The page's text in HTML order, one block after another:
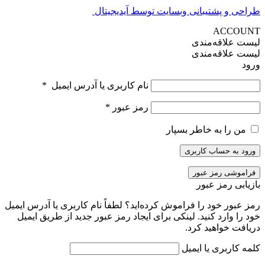
و پشتیبانی وبسایت توسط آیدیجیتال
علاقه‌مندی
علاقه‌مندی
نام کاربری یا آدرس ایمیل*
رمز عبور*
من را به خاطر بسپار
ورود به حساب کاربری
فراموشی رمز عبور
رمز عبور
عبور خود را فراموش کرده‌اید؟ لطفاً نام کاربری یا آدرس ایمیل
را وارد کنید. لینکی برای ایجاد رمز عبور جدید از طریق ایمیل
خواهید کرد.
کاربری یا ایمیل